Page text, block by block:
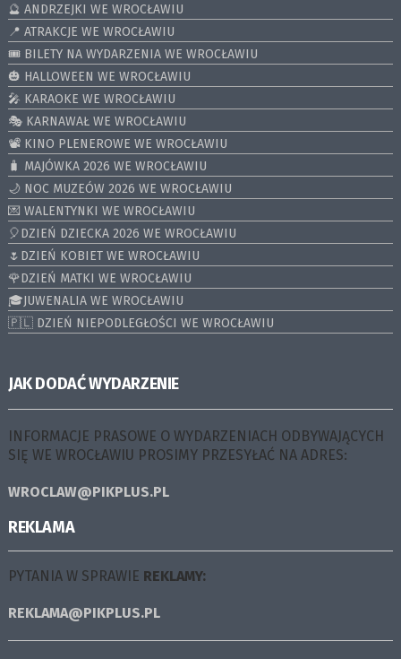
🔮 ANDRZEJKI WE WROCŁAWIU
📍 ATRAKCJE WE WROCŁAWIU
🎟️ BILETY NA WYDARZENIA WE WROCŁAWIU
🎃 HALLOWEEN WE WROCŁAWIU
🎤 KARAOKE WE WROCŁAWIU
🎭 KARNAWAŁ WE WROCŁAWIU
📽️ KINO PLENEROWE WE WROCŁAWIU
🧳 MAJÓWKA 2026 WE WROCŁAWIU
🌙 NOC MUZEÓW 2026 WE WROCŁAWIU
💌 WALENTYNKI WE WROCŁAWIU
🎈DZIEŃ DZIECKA 2026 WE WROCŁAWIU
🌷DZIEŃ KOBIET WE WROCŁAWIU
🌹DZIEŃ MATKI WE WROCŁAWIU
🎓JUWENALIA WE WROCŁAWIU
🇵🇱 DZIEŃ NIEPODLEGŁOŚCI WE WROCŁAWIU
JAK DODAĆ WYDARZENIE
INFORMACJE PRASOWE O WYDARZENIACH ODBYWAJĄCYCH
SIĘ WE WROCŁAWIU PROSIMY PRZESYŁAĆ NA ADRES:
WROCLAW@PIKPLUS.PL
REKLAMA
PYTANIA W SPRAWIE REKLAMY:
REKLAMA@PIKPLUS.PL